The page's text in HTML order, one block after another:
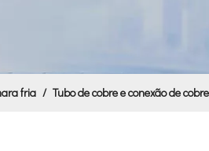
Máscara facial
fria / Tubo de cobre e conexão de